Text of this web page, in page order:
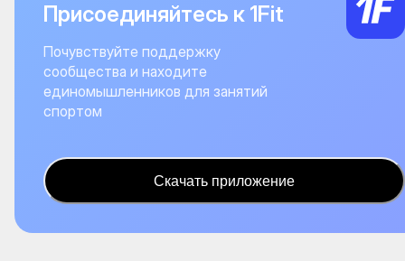
Присоединяйтесь к 1Fit
Почувствуйте поддержку
сообщества и находите
единомышленников для занятий
спортом
Скачать приложение